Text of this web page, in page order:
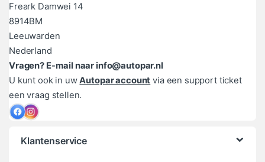
Freark Damwei 14
8914BM
Leeuwarden
Nederland
Vragen? E-mail naar info@autopar.nl
U kunt ook in uwAutopar account via een support ticket
een vraag stellen.
Klantenservice